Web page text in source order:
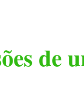
de